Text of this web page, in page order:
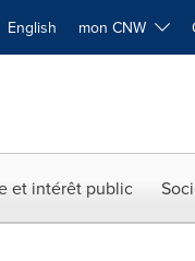
English mon CNW
et intérêt public